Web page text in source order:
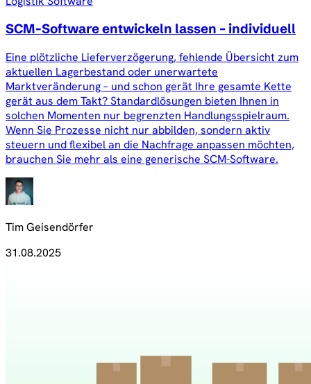
SCM-Software entwickeln lassen – individuell
Eine plötzliche Lieferverzögerung, fehlende Übersicht zum
aktuellen Lagerbestand oder unerwartete
Marktveränderung – und schon gerät Ihre gesamte Kette
gerät aus dem Takt? Standardlösungen bieten Ihnen in
solchen Momenten nur begrenzten Handlungsspielraum.
Wenn Sie Prozesse nicht nur abbilden, sondern aktiv
steuern und flexibel an die Nachfrage anpassen möchten,
brauchen Sie mehr als eine generische SCM-Software.
Tim Geisendörfer
31.08.2025